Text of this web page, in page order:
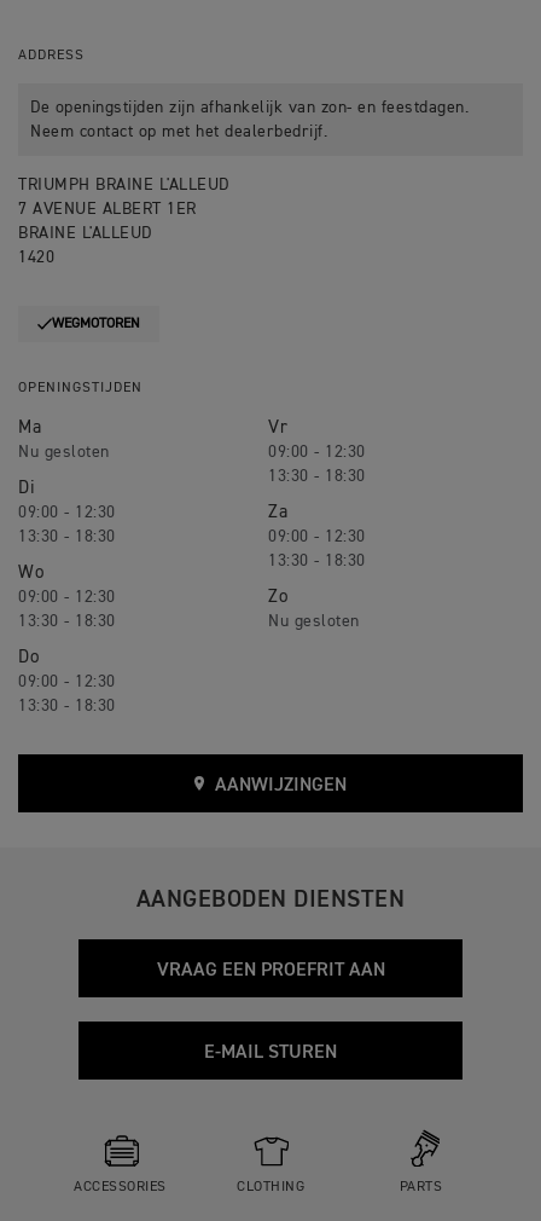
ADDRESS
De openingstijden zijn afhankelijk van zon- en feestdagen.
Neem contact op met het dealerbedrijf.
TRIUMPH BRAINE L'ALLEUD
7 AVENUE ALBERT 1ER
BRAINE L'ALLEUD
1420
WEGMOTOREN
OPENINGSTIJDEN
Ma
Di
09:00 - 12:30
13:30 - 18:30
Wo
09:00 - 12:30
13:30 - 18:30
Do
09:00 - 12:30
13:30 - 18:30
Vr
09:00 - 12:30
13:30 - 18:30
Za
09:00 - 12:30
13:30 - 18:30
Zo
AANWIJZINGEN
AANGEBODEN DIENSTEN
VRAAG EEN PROEFRIT AAN
E-MAIL STUREN
ACCESSORIES CLOTHING PARTS